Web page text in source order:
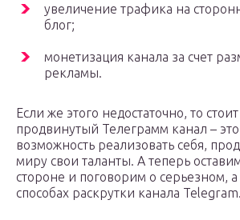
увеличение трафика на
блог;
монетизация канала за счет
рекламы.
Если же этого недостаточно, то стоит
продвинутый Телеграмм канал –
возможность реализовать себя,
миру свои таланты. А теперь
стороне и поговорим о серьезном,
способах раскрутки канала Telegram.